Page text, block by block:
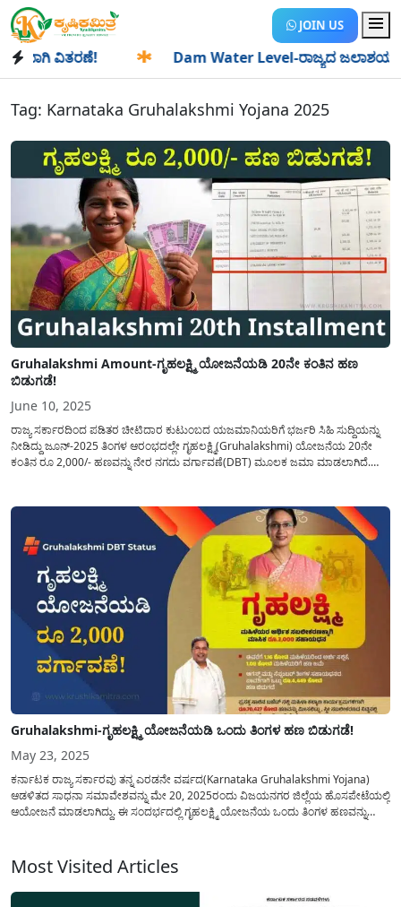
JOIN US
ವಿತರಣೆ! Dam Water Level-ರಾಜ್ಯದ ಜಲಾಶಯಗಳಿಗೆ
Tag: Karnataka Gruhalakshmi Yojana 2025
Gruhalakshmi Amount-ಗೃಹಲಕ್ಷ್ಮಿ ಯೋಜನೆಯಡಿ 20ನೇ ಕಂತಿನ ಹಣ
ಬಿಡುಗಡೆ!
June 10, 2025
ರಾಜ್ಯ ಸರ್ಕಾರದಿಂದ ಪಡಿತರ ಚೀಟಿದಾರ ಕುಟುಂಬದ ಯಜಮಾನಿಯರಿಗೆ ಭರ್ಜರಿ ಸಿಹಿ ಸುದ್ದಿಯನ್ನು
ನೀಡಿದ್ದು ಜೂನ್-2025 ತಿಂಗಳ ಆರಂಭದಲ್ಲೇ ಗೃಹಲಕ್ಷ್ಮಿ(Gruhalakshmi) ಯೋಜನೆಯ 20ನೇ
ಕಂತಿನ ರೂ 2,000/- ಹಣವನ್ನು ನೇರ ನಗದು ವರ್ಗಾವಣೆ(DBT) ಮೂಲಕ ಜಮಾ ಮಾಡಲಾಗಿದೆ.
Gruhalakshmi-ಗೃಹಲಕ್ಷ್ಮಿ ಯೋಜನೆಯಡಿ ಒಂದು ತಿಂಗಳ ಹಣ ಬಿಡುಗಡೆ!
May 23, 2025
ಕರ್ನಾಟಕ ರಾಜ್ಯ ಸರ್ಕಾರವು ತನ್ನ ಎರಡನೇ ವರ್ಷದ(Karnataka Gruhalakshmi Yojana)
ಆಡಳಿತದ ಸಾಧನಾ ಸಮಾವೇಶವನ್ನು ಮೇ 20, 2025ರಂದು ವಿಜಯನಗರ ಜಿಲ್ಲೆಯ ಹೊಸಪೇಟೆಯಲ್ಲಿ
ಆಯೋಜನೆ ಮಾಡಲಾಗಿದ್ದು. ಈ ಸಂದರ್ಭದಲ್ಲಿ ಗೃಹಲಕ್ಷ್ಮಿ ಯೋಜನೆಯ ಒಂದು ತಿಂಗಳ ಹಣವನ್ನು
Most Visited Articles